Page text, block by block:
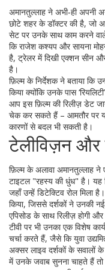
अमानतुल्लाह ने अभी‑ही अपनी
छोटे शहर के डॉक्टर की है, जो
सेट पर उनके साथ काम करने
कि राजेश कश्यप और सायना
है, ट्रेलर में दिखी एक्शन सीन
है।
फ़िल्म के निर्देशक ने बताया कि
किया क्योंकि उनके पास
आप इस फ़िल्म की रिलीज़ डेट
चेक कर सकते हैं – आमतौर पर
कारणों से बदल भी सकती है।
टेलीविज़न और
फ़िल्म के अलावा अमानतुल्लाह
टाइटल "रहस्य की धुंध" है। यह
जहाँ उन्हें डिटेक्टिव रोल मिला
किया, जिससे दर्शकों ने उनकी
एपिसोड के साथ रिलीज़ होगी
टीवी पर भी उनका एक विशेष
चर्चा करते हैं, जैसे कि युवा
अक्सर लाइव दर्शकों के सवालों
में उनके जवाब सुनना चाहते हैं